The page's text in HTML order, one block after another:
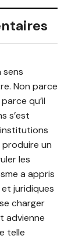
sens
Non parce
qu’il
s’est
un
les
a appris
juridiques
charger
advienne
telle